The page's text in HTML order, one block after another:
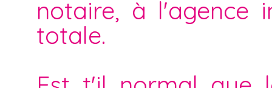
notaire, à l'agence
totale.